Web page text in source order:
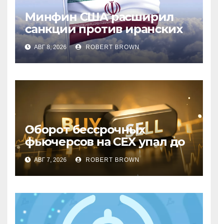
Минфин США расширил
санкции против иранских
криптобирж
АВГ 8, 2026 ROBERT BROWN
Оборот бессрочных
фьючерсов на CEX упал до
минимумов 2023 года
АВГ 7, 2026 ROBERT BROWN